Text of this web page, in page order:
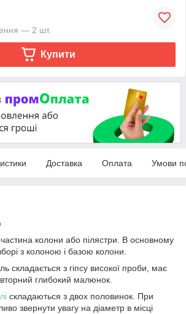
— 2 шт.
Купити
Доставка Оплата Умови
колони або пілястри. В основному
з колоною і базою колони.
складається з гіпсу високої проби, має
глибокий малюнок.
складаються з двох половинок. При
звернути увагу на діаметр в місці